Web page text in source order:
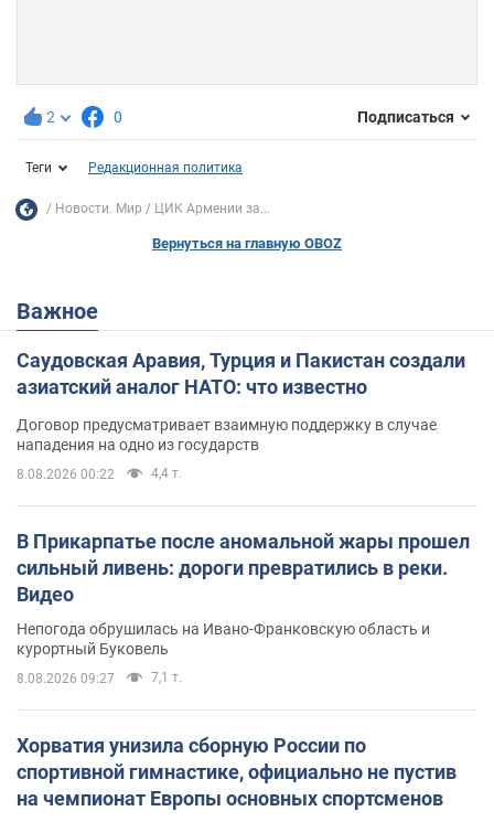
2 0 Подписаться
Теги Редакционная политика
Новости. Мир ЦИК Армении за...
Вернуться на главную OBOZ
Важное
Саудовская Аравия, Турция и Пакистан создали
азиатский аналог НАТО: что известно
Договор предусматривает взаимную поддержку в случае
нападения на одно из государств
8.08.2026 00:22 4,4 т.
В Прикарпатье после аномальной жары прошел
сильный ливень: дороги превратились в реки.
Видео
Непогода обрушилась на Ивано-Франковскую область и
курортный Буковель
8.08.2026 09:27 7,1 т.
Хорватия унизила сборную России по
спортивной гимнастике, официально не пустив
на чемпионат Европы основных спортсменов